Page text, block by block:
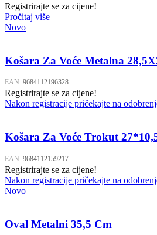
Registrirajte se za cijene!
Pročitaj više
Novo
Košara Za Voće Metalna
EAN: 9684112196328
Registrirajte se za cijene!
Nakon registracije pričekajte na
Košara Za Voće Trokut
EAN: 9684112159217
Registrirajte se za cijene!
Nakon registracije pričekajte na
Novo
Oval Metalni 35,5 Cm